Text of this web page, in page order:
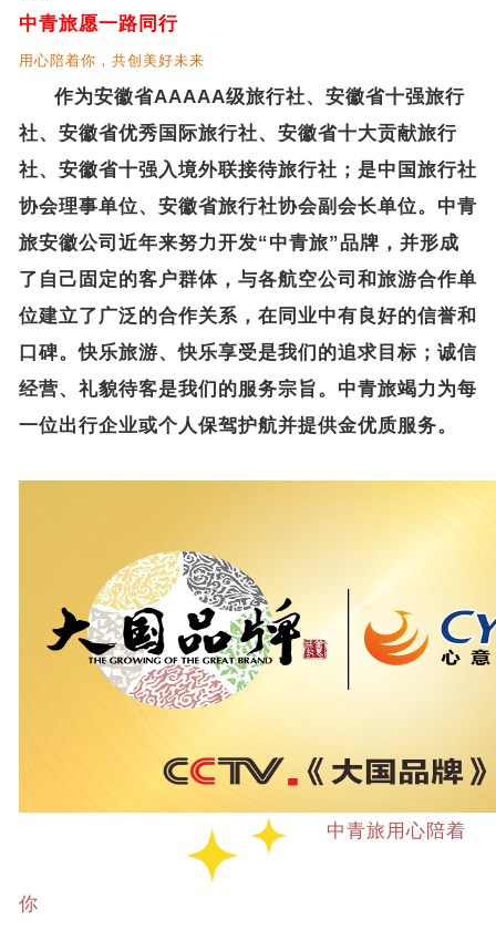
中青旅愿一路同行
用心陪着你，共创美好未来
作为安徽省AAAAA级旅行社、安徽省十强旅行
社、安徽省优秀国际旅行社、安徽省十大贡献旅行
社、安徽省十强入境外联接待旅行社；是中国旅行社
协会理事单位、安徽省旅行社协会副会长单位。中青
旅安徽公司近年来努力开发“中青旅”品牌，并形成
了自己固定的客户群体，与各航空公司和旅游合作单
位建立了广泛的合作关系，在同业中有良好的信誉和
口碑。快乐旅游、快乐享受是我们的追求目标；诚信
经营、礼貌待客是我们的服务宗旨。中青旅竭力为每
一位出行企业或个人保驾护航并提供金优质服务。
中青旅用心陪着
你